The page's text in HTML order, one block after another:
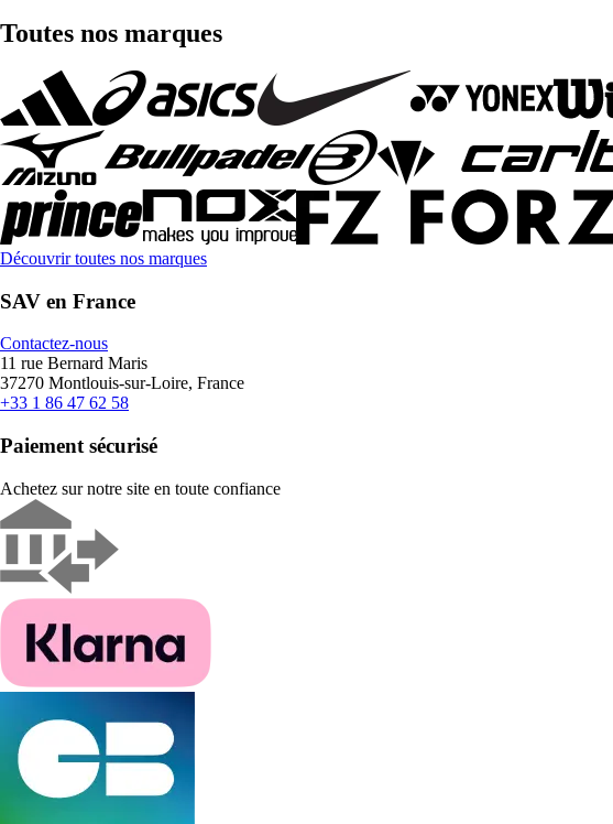
Toutes nos marques
Découvrir toutes nos marques
SAV en France
Contactez-nous
11 rue Bernard Maris
37270 Montlouis-sur-Loire, France
+33 1 86 47 62 58
Paiement sécurisé
Achetez sur notre site en toute confiance